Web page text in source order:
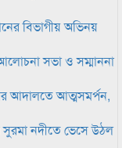
বিভাগীয় অভিনয়
সভা ও সম্মাননা
আদালতে আত্মসমর্পন,
সুরমা নদীতে ভেসে উঠল